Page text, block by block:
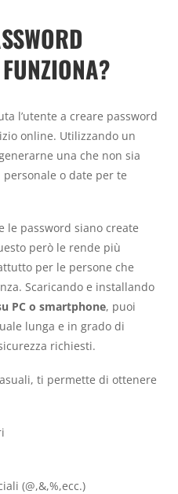
l’utente a creare password
online. Utilizzando un
una che non sia
o date per te
le password siano create
però le rende più
per le persone che
Scaricando e installando
PC o smartphone, puoi
lunga e in grado di
richiesti.
ti permette di ottenere
(@,&,%,ecc.)